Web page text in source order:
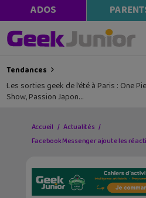
ADOS
Tendances
Les sorties geek de l’été à Paris : One
Show, Passion Japon…
Accueil
Actualités
Facebook Messenger ajoute les